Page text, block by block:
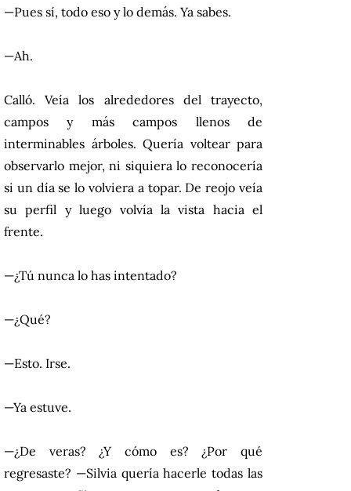
—Pues sí, todo eso y lo demás. Ya sabes.
—Ah.
Calló. Veía los alrededores del trayecto,
campos y más campos llenos de
interminables árboles. Quería voltear para
observarlo mejor, ni siquiera lo reconocería
si un día se lo volviera a topar. De reojo veía
su perfil y luego volvía la vista hacia el
frente.
—¿Tú nunca lo has intentado?
—¿Qué?
—Esto. Irse.
—Ya estuve.
—¿De veras? ¿Y cómo es? ¿Por qué
regresaste? —Silvia quería hacerle todas las